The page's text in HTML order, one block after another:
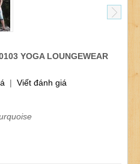
YOGA LOUNGEWEAR
| Viết đánh giá